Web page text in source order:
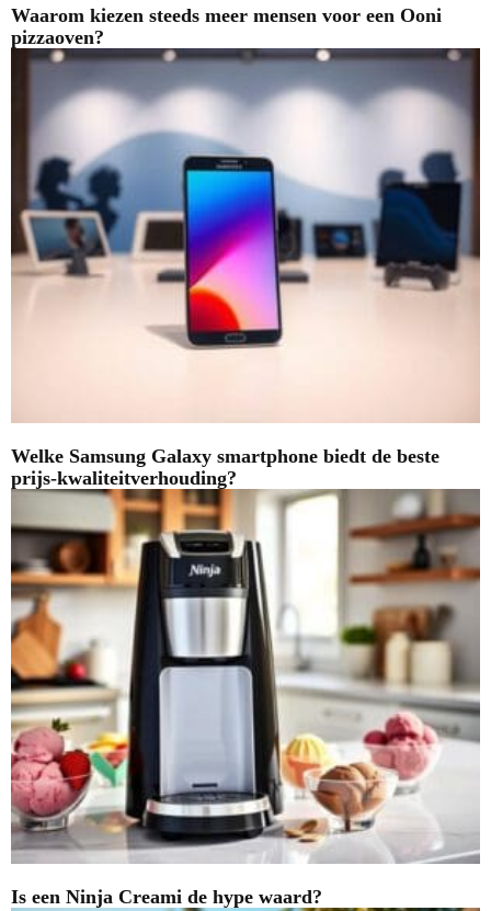
Waarom kiezen steeds meer mensen voor een Ooni
pizzaoven?
Welke Samsung Galaxy smartphone biedt de beste
prijs-kwaliteitverhouding?
Is een Ninja Creami de hype waard?